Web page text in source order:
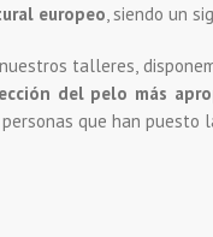
europeo, siendo un
talleres,
del pelo más
que han puesto